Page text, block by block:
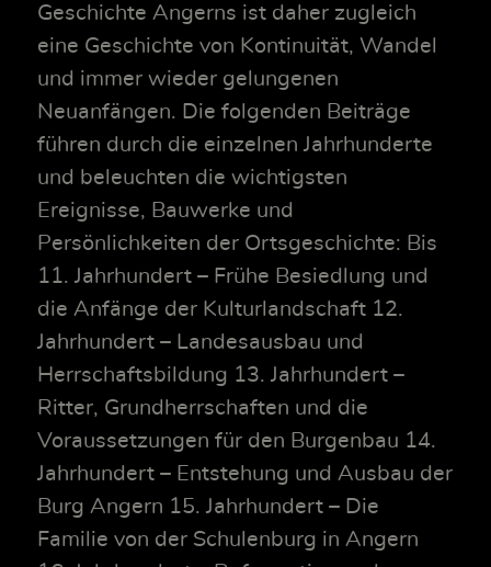
Geschichte Angerns ist daher zugleich
eine Geschichte von Kontinuität, Wandel
und immer wieder gelungenen
Neuanfängen. Die folgenden Beiträge
führen durch die einzelnen Jahrhunderte
und beleuchten die wichtigsten
Ereignisse, Bauwerke und
Persönlichkeiten der Ortsgeschichte: Bis
11. Jahrhundert – Frühe Besiedlung und
die Anfänge der Kulturlandschaft 12.
Jahrhundert – Landesausbau und
Herrschaftsbildung 13. Jahrhundert –
Ritter, Grundherrschaften und die
Voraussetzungen für den Burgenbau 14.
Jahrhundert – Entstehung und Ausbau der
Burg Angern 15. Jahrhundert – Die
Familie von der Schulenburg in Angern